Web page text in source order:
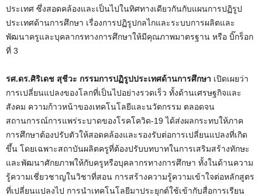
ประเทศ ซึ่งสอดคล้องและเป็นไปในทิศทางเดียวกันกับแผนการปฏิรูป
ประเทศด้านการศึกษา เรื่องการปฏิรูปกลไกและระบบการผลิตและ
พัฒนาครูและบุคลากรทางการศึกษาให้มีคุณภาพมาตรฐาน หรือ บิ๊กร็อก
ที่ 3
รศ.ดร.ศิริเดช สุชีวะ กรรมการปฏิรูปประเทศด้านการศึกษา เปิดเผยว่า
การเปลี่ยนแปลงของโลกที่เป็นไปอย่างรวดเร็ว ทั้งด้านเศรษฐกิจและ
สังคม ความก้าวหน้าของเทคโนโลยีและนวัตกรรม ตลอดจน
สถานการณ์การแพร่ระบาดของโรคโควิด-19 ได้ส่งผลกระทบให้ภาค
การศึกษาต้องปรับตัวให้สอดคล้องและรองรับต่อการเปลี่ยนแปลงที่เกิด
ขึ้น โดยเฉพาะสถาบันผลิตครูที่ต้องปรับบทบาทในการเสริมสร้างทักษะ
และพัฒนาศักยภาพให้กับครูหรือบุคลากรทางการศึกษา ทั้งในด้านความ
รู้ความเชี่ยวชาญในวิชาที่สอน การสร้างความรู้ความเข้าใจต่อหลักสูตร
ที่เปลี่ยนแปลงไป การนำเทคโนโลยีมาประยุกต์ใช้เข้ากับสื่อการเรียน